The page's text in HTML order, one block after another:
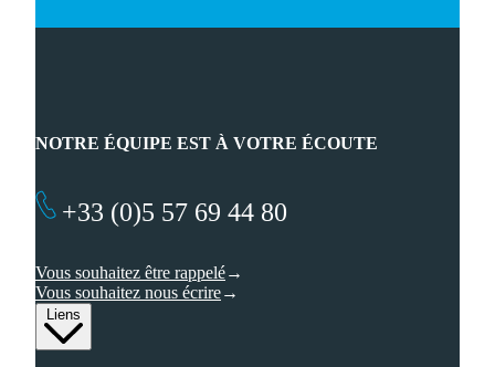
Liens
NOTRE ÉQUIPE EST À VOTRE ÉCOUTE
+33 (0)5 57 69 44 80
Vous souhaitez être rappelé
Vous souhaitez nous écrire